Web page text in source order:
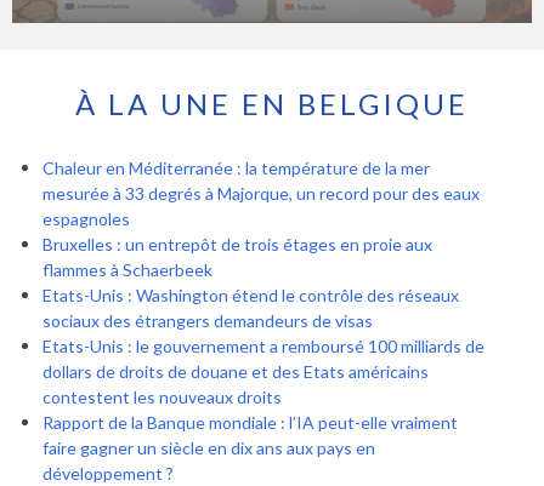
À LA UNE EN BELGIQUE
Chaleur en Méditerranée : la température de la mer
mesurée à 33 degrés à Majorque, un record pour des eaux
espagnoles
Bruxelles : un entrepôt de trois étages en proie aux
flammes à Schaerbeek
Etats-Unis : Washington étend le contrôle des réseaux
sociaux des étrangers demandeurs de visas
Etats-Unis : le gouvernement a remboursé 100 milliards de
dollars de droits de douane et des Etats américains
contestent les nouveaux droits
Rapport de la Banque mondiale : l’IA peut-elle vraiment
faire gagner un siècle en dix ans aux pays en
développement ?